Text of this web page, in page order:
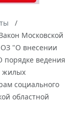
Московской
ОЗ "О внесении
порядке ведения
жилых
социального
областной